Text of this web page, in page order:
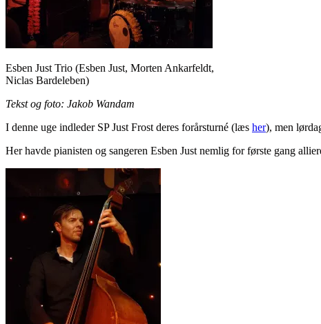
Esben Just Trio (Esben Just, Morten Ankarfeldt,
Niclas Bardeleben)
Tekst og foto: Jakob Wandam
I denne uge indleder SP Just Frost deres forårsturné (læs her), men
Her havde pianisten og sangeren Esben Just nemlig for første gang